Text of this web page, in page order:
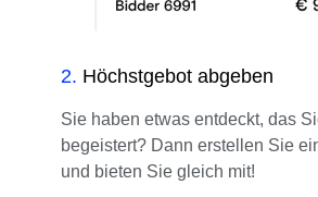
2. Höchstgebot abgeben
Sie haben etwas entdeckt, das
begeistert? Dann erstellen Sie
und bieten Sie gleich mit!